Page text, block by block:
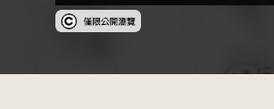
受著作權法保護-僅限於本平台有